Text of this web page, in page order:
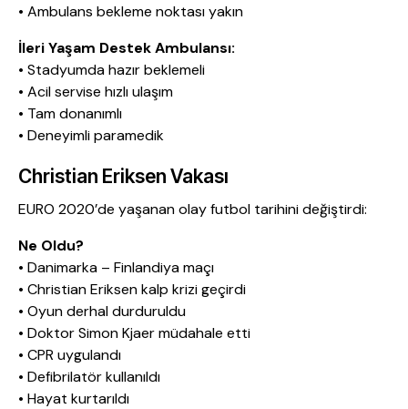
• Ambulans bekleme noktası yakın
İleri Yaşam Destek Ambulansı:
• Stadyumda hazır beklemeli
• Acil servise hızlı ulaşım
• Tam donanımlı
• Deneyimli paramedik
Christian Eriksen Vakası
EURO 2020’de yaşanan olay futbol tarihini değiştirdi:
Ne Oldu?
• Danimarka – Finlandiya maçı
• Christian Eriksen kalp krizi geçirdi
• Oyun derhal durduruldu
• Doktor Simon Kjaer müdahale etti
• CPR uygulandı
• Defibrilatör kullanıldı
• Hayat kurtarıldı